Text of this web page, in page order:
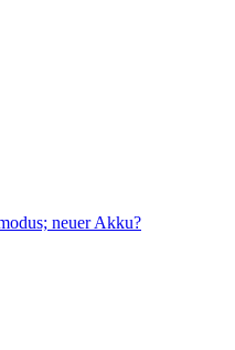
neuer Akku?